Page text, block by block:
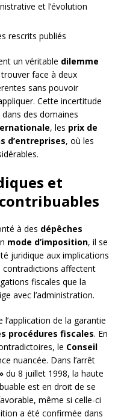
et l’évolution
rescrits publiés
un véritable dilemme
face à deux
sans pouvoir
Cette incertitude
des domaines
, les prix de
d’entreprises, où les
et
à des dépêches
mode d’imposition, il se
juridique aux implications
contradictions affectent
fiscales que la
avec l’administration.
de la garantie
procédures fiscales. En
le Conseil
nuancée. Dans l’arrêt
du 8 juillet 1998, la haute
est en droit de se
même si celle-ci
a été confirmée dans